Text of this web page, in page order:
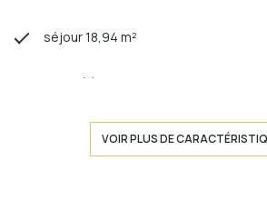
séjour 18,94 m²
1 salle(s) de bain
VOIR PLUS DE